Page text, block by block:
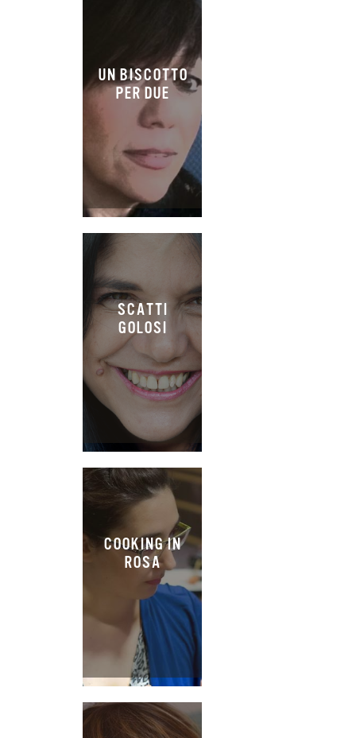
UN BISCOTTO
PER DUE
SCATTI
GOLOSI
COOKING IN
ROSA